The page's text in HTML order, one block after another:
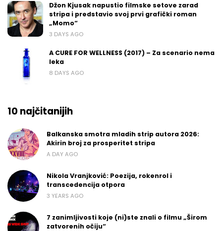
Džon Kjusak napustio filmske setove zarad
stripa i predstavio svoj prvi grafički roman
„Momo“
3 DAYS AGO
A CURE FOR WELLNESS (2017) – Za scenario nema
leka
8 DAYS AGO
10 najčitanijih
Balkanska smotra mladih strip autora 2026:
Akirin broj za prosperitet stripa
A DAY AGO
Nikola Vranjković: Poezija, rokenrol i
transcedencija otpora
3 YEARS AGO
7 zanimljivosti koje (ni)ste znali o filmu „Širom
zatvorenih očiju“